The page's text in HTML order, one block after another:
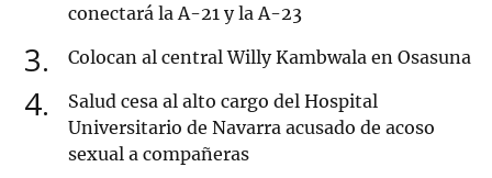
conectará la A-21 y la A-23
3 Colocan al central Willy Kambwala en Osasuna
4
Salud cesa al alto cargo del Hospital
Universitario de Navarra acusado de acoso
sexual a compañeras